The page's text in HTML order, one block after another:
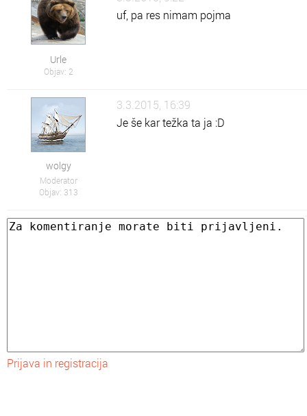
Urle
Objav: 2
uf, pa res nimam pojma
wolgy
Moderator
Objav: 313
3.3.2015, 16:39
Je še kar težka ta ja :D
Prijava in registracija